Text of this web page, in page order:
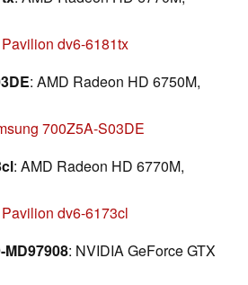
dv6-6181tx
: AMD Radeon HD 6750M,
700Z5A-S03DE
: AMD Radeon HD 6770M,
dv6-6173cl
: NVIDIA GeForce GTX